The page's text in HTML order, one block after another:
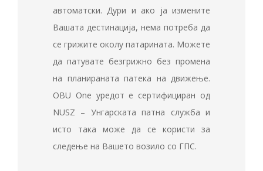
автоматски. Дури и ако ја измените
Вашата дестинација, нема потреба да
се грижите околу патарината. Можете
да патувате безгрижно без промена
на планираната патека на движење.
OBU One уредот е сертифициран од
NUSZ – Унгарската патна служба и
исто така може да се користи за
следење на Вашето возило со ГПС.